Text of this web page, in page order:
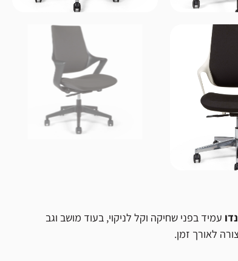
עמיד בפני שחיקה וקל לניקוי, בעוד מושב וגב
לאורך זמן.